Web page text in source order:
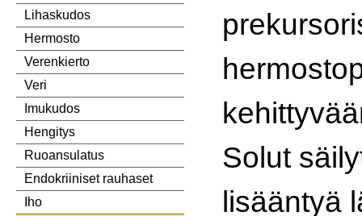
Lihaskudos
Hermosto
Verenkierto
Veri
Imukudos
Hengitys
Ruoansulatus
Endokriiniset rauhaset
Iho
Solut
lisääntyä